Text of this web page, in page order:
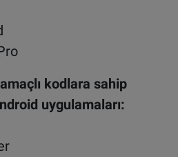
kodlara sahip
uygulamaları: